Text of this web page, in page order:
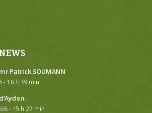
Patrick SOUMANN
- 18 h 39 min
- 15 h 27 min